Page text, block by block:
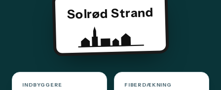
Solrød Strand
INDBYGGERE FIBERDÆKNING